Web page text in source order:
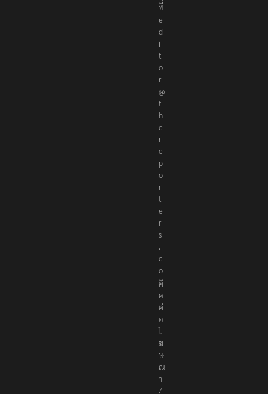
ร
ที่
e
d
i
t
o
r
@
t
h
e
r
e
p
o
r
t
e
r
s
.
c
o
ติ
ด
ต่
อ
โ
ฆ
ษ
ณ
า